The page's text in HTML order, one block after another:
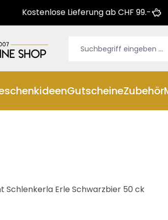
Kostenlose Lieferung ab CHF 99.-
GutscheineZubehör